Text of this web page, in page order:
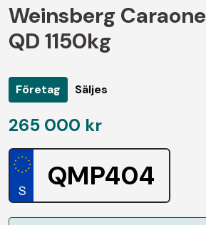
Weinsberg
QD 1150kg
Företag Säljes
265 000 kr
QMP404